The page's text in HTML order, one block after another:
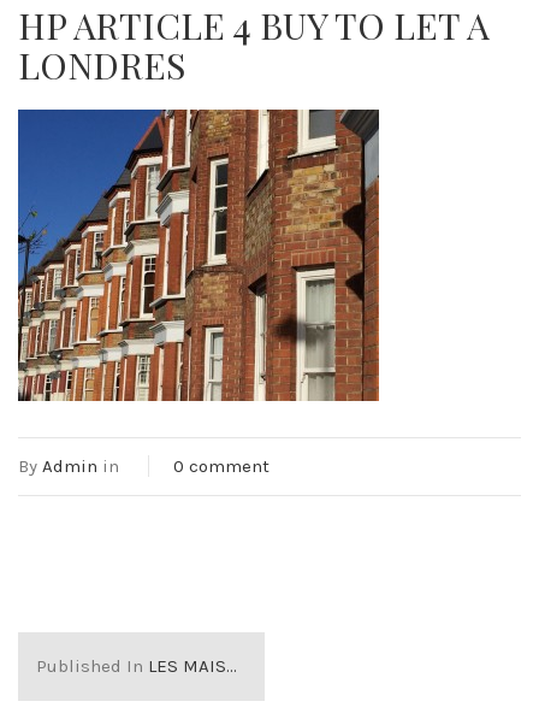
HP ARTICLE 4 BUY TO LET A
LONDRES
By Admin in 0 comment
Published In LES MAISONS VICTORIENNES